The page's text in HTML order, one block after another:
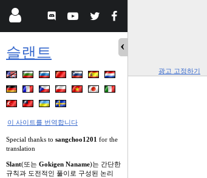
슬랜트
이 사이트를 번역합니다
Special thanks to sangchoo1201 for the
translation
Slant(또는 Gokigen Naname)는 간단한
규칙과 도전적인 풀이로 구성된 논리
광고 고정하기